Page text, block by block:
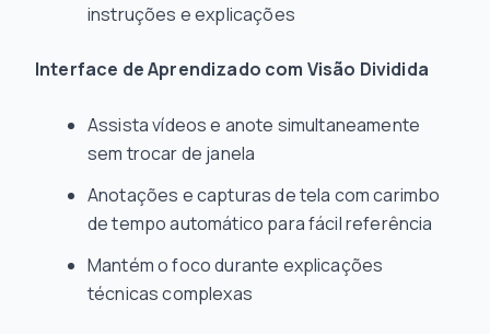
instruções e explicações
Interface de Aprendizado com Visão Dividida
Assista vídeos e anote simultaneamente
sem trocar de janela
Anotações e capturas de tela com carimbo
de tempo automático para fácil referência
Mantém o foco durante explicações
técnicas complexas